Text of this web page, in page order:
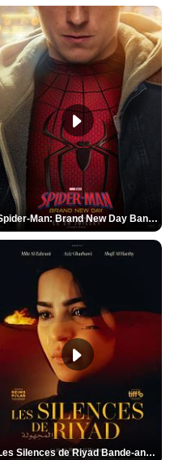
Spider-Man: Brand New Day Bande-annonce VO STFR
Les Silences de Riyad Bande-annonce VO STFR